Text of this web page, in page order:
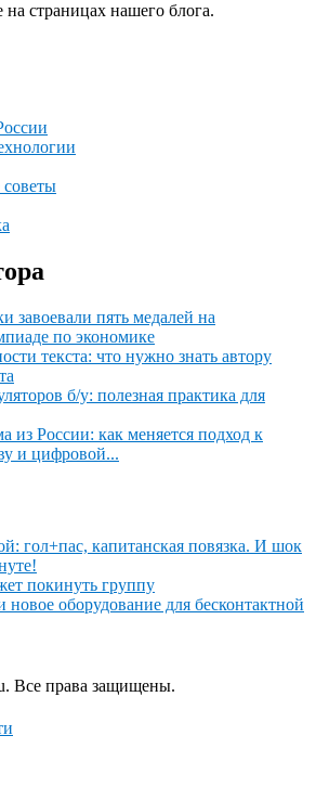
страницах нашего блога.
завоевали пять медалей на
по экономике
текста: что нужно знать автору
б/у: полезная практика для
из России: как меняется подход к
и цифровой...
гол+пас, капитанская повязка. И шок
покинуть группу
новое оборудование для бесконтактной
Все права защищены.